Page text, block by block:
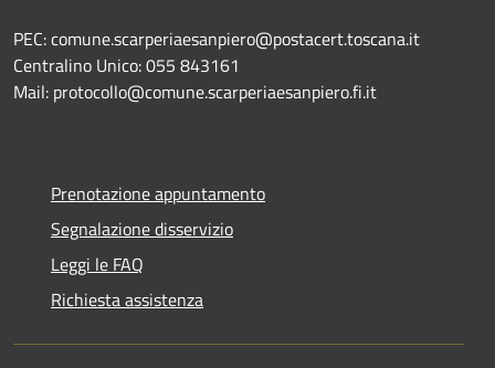
PEC: comune.scarperiaesanpiero@postacert.toscana.it
Centralino Unico: 055 843161
Mail: protocollo@comune.scarperiaesanpiero.fi.it
Prenotazione appuntamento
Segnalazione disservizio
Leggi le FAQ
Richiesta assistenza